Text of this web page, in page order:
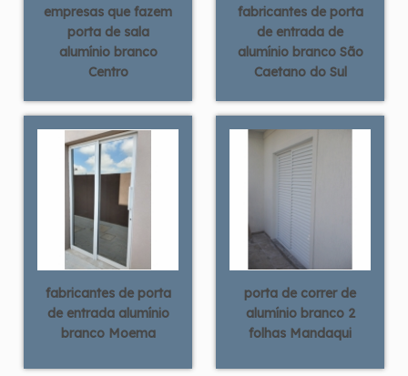
empresas que fazem
porta de sala
alumínio branco
Centro
fabricantes de porta
de entrada de
alumínio branco São
Caetano do Sul
fabricantes de porta
de entrada alumínio
branco Moema
porta de correr de
alumínio branco 2
folhas Mandaqui